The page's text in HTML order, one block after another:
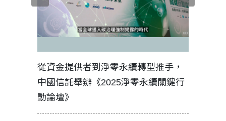
從資金提供者到淨零永續轉型推手，
中國信託舉辦《2025淨零永續關鍵行
動論壇》